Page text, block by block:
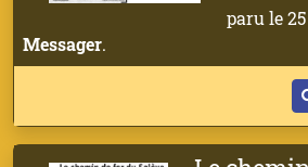
paru le
Messager.